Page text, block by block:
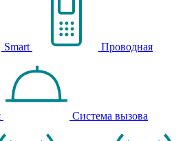
Smart Проводная
Система вызова